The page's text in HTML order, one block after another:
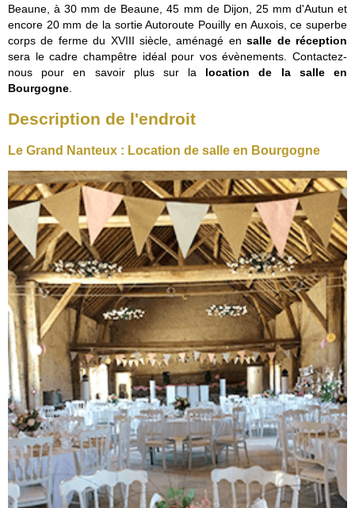
Beaune, à 30 mm de Beaune, 45 mm de Dijon, 25 mm d'Autun et
encore 20 mm de la sortie Autoroute Pouilly en Auxois, ce superbe
corps de ferme du XVIII siècle, aménagé ensalle de réception
sera le cadre champêtre idéal pour vos évènements. Contactez-
nous pour en savoir plus sur la location de la salle en
Bourgogne
Description de l'endroit
Le Grand Nanteux : Location de salle en Bourgogne